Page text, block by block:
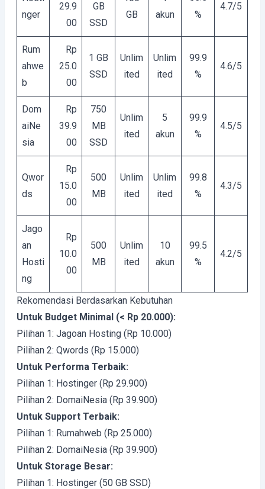
nger
29.9
00
GB
SSD
GB
akun
%
4.7/5
Rum
ahwe
b
Rp
25.0
00
1 GB
SSD
Unlim
ited
Unlim
ited
99.9
%
4.6/5
Dom
aiNe
sia
Rp
39.9
00
750
MB
SSD
Unlim
ited
5
akun
99.9
%
4.5/5
Qwor
ds
Rp
15.0
00
500
MB
Unlim
ited
Unlim
ited
99.8
%
4.3/5
Jago
an
Hosti
ng
Rp
10.0
00
500
MB
Unlim
ited
10
akun
99.5
%
4.2/5
Rekomendasi Berdasarkan Kebutuhan
Untuk Budget Minimal (< Rp 20.000):
Pilihan 1: Jagoan Hosting (Rp 10.000)
Pilihan 2: Qwords (Rp 15.000)
Untuk Performa Terbaik:
Pilihan 1: Hostinger (Rp 29.900)
Pilihan 2: DomaiNesia (Rp 39.900)
Untuk Support Terbaik:
Pilihan 1: Rumahweb (Rp 25.000)
Pilihan 2: DomaiNesia (Rp 39.900)
Untuk Storage Besar:
Pilihan 1: Hostinger (50 GB SSD)